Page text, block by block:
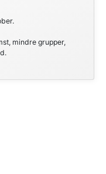
mindre grupper,